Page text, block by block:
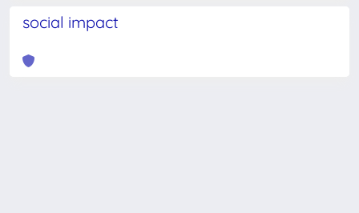
social impact